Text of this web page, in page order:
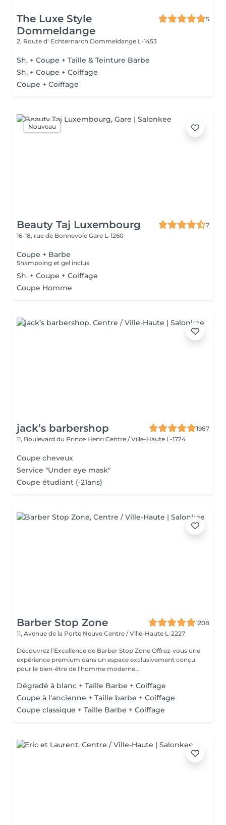
The Luxe Style
Dommeldange
5
2, Route d' Echternarch Dommeldange L-1453
Sh. + Coupe + Taille & Teinture Barbe
Sh. + Coupe + Coiffage
Coupe + Coiffage
Nouveau
Beauty Taj Luxembourg
7
16-18, rue de Bonnevoie Gare L-1260
Coupe + Barbe
Shampoing et gel inclus
Sh. + Coupe + Coiffage
Coupe Homme
jack’s barbershop
1987
11, Boulevard du Prince Henri Centre / Ville-Haute L-1724
Coupe cheveux
Service "Under eye mask"
Coupe étudiant (-21ans)
Barber Stop Zone
1208
11, Avenue de la Porte Neuve Centre / Ville-Haute L-2227
Découvrez l'Excellence de Barber Stop Zone Offrez-vous une
expérience premium dans un espace exclusivement conçu
pour le bien-être de l'homme moderne...
Dégradé à blanc + Taille Barbe + Coiffage
Coupe à l'ancienne + Taille barbe + Coiffage
Coupe classique + Taille Barbe + Coiffage